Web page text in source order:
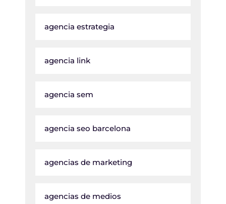
agencia estrategia
agencia link
agencia sem
agencia seo barcelona
agencias de marketing
agencias de medios